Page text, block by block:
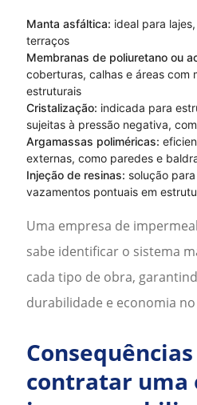
Manta asfáltica: ideal para
terraços
Membranas de poliuretano ou
coberturas, calhas e áreas com
estruturais
Cristalização: indicada para
sujeitas à pressão negativa,
Argamassas poliméricas:
externas, como paredes e
Injeção de resinas: solução
vazamentos pontuais em
Uma empresa de
sabe identificar o sistema
cada tipo de obra,
durabilidade e economia
contratar uma